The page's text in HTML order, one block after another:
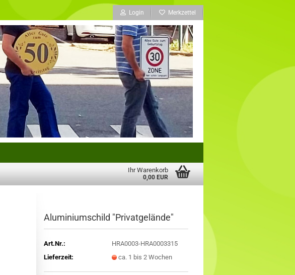
Login Merkzettel
Ihr Warenkorb
0,00 EUR
Alu­mi­ni­um­schild "Pri­vat­ge­län­de"
Art.Nr.:
HRA0003-HRA0003315
Lieferzeit:
ca. 1 bis 2 Wochen